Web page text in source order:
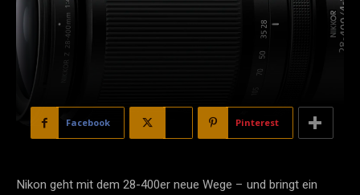
Facebook Pinterest
Nikon geht mit dem 28-400er neue Wege – und bringt ein